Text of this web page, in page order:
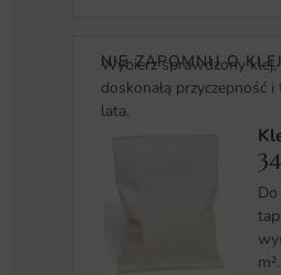
NIE ZAPOMNIJ O
Wybierz sprawdzony
doskonałą przyczepność
lata.
m².